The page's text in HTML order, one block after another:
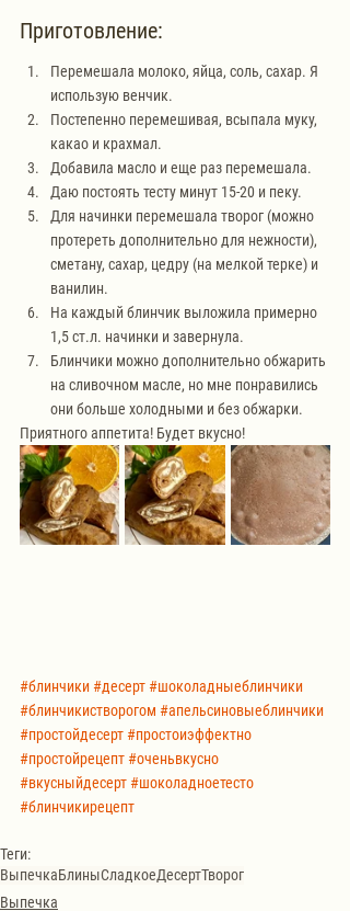
Приготовление:
Перемешала молоко, яйца, соль, сахар. Я
использую венчик.
Постепенно перемешивая, всыпала муку,
какао и крахмал.
Добавила масло и еще раз перемешала.
Даю постоять тесту минут 15-20 и пеку.
Для начинки перемешала творог (можно
протереть дополнительно для нежности),
сметану, сахар, цедру (на мелкой терке) и
ванилин.
На каждый блинчик выложила примерно
1,5 ст.л. начинки и завернула.
Блинчики можно дополнительно обжарить
на сливочном масле, но мне понравились
они больше холодными и без обжарки.
Приятного аппетита! Будет вкусно!
#блинчики#десерт#шоколадныеблинчики
#блинчикистворогом #апельсиновыеблинчики
#простойдесерт#простоиэффектно
#простойрецепт#оченьвкусно
#вкусныйдесерт#шоколадноетесто
#блинчикирецепт
Теги:
ВыпечкаБлиныСладкоеДесертТворог
Выпечка